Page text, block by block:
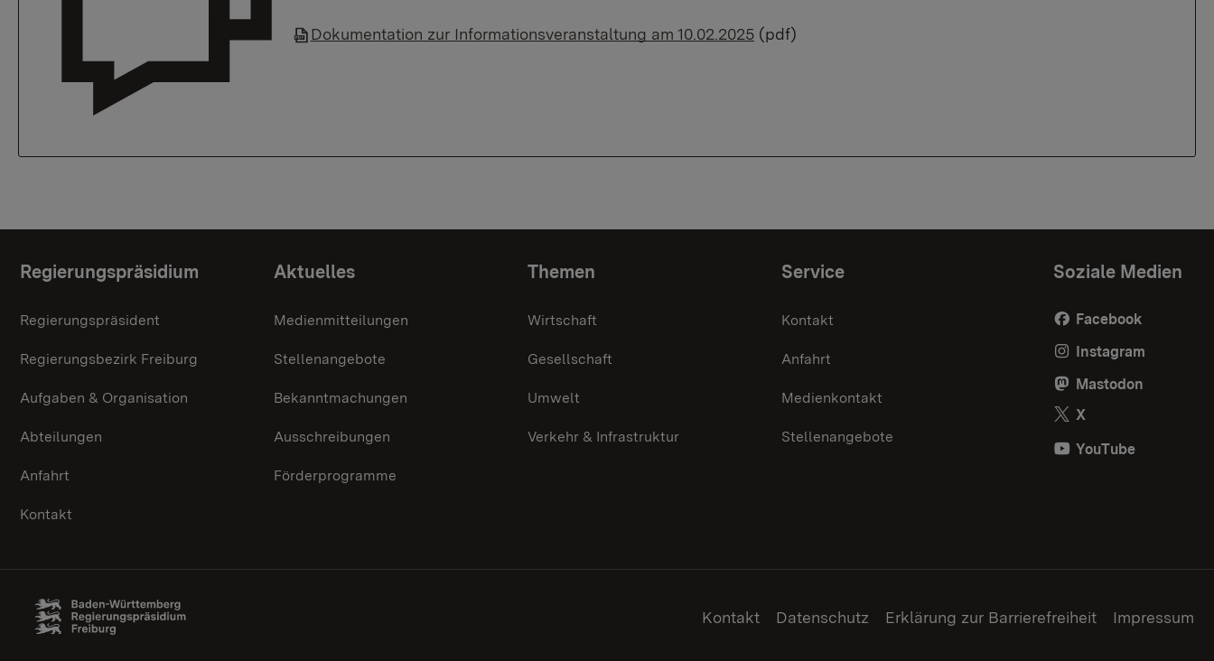
Dokumentation zur Informationsveranstaltung am 10.02.2025(pdf)
Themenübersicht
Regierungspräsidium
Regierungspräsident
Regierungsbezirk Freiburg
Aufgaben & Organisation
Abteilungen
Anfahrt
Kontakt
Aktuelles
Medienmitteilungen
Stellenangebote
Bekanntmachungen
Ausschreibungen
Förderprogramme
Themen
Wirtschaft
Gesellschaft
Umwelt
Verkehr & Infrastruktur
Service
Kontakt
Anfahrt
Medienkontakt
Stellenangebote
Soziale Medien
Facebook
Instagram
Mastodon
X
YouTube
Kontakt Datenschutz Erklärung zur Barrierefreiheit Impressum